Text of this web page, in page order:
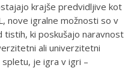
krajše predvidljive kot
nove igralne možnosti so v
ki poskušajo naravnost
ali univerzitetni
je igra v igri –